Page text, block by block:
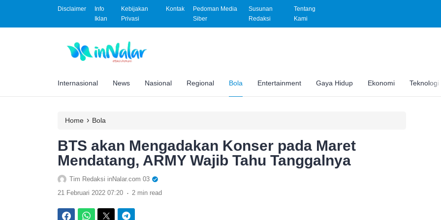
Disclaimer
Info
Iklan
Kebijakan
Privasi
Kontak
Pedoman Media
Siber
Susunan
Redaksi
Tentang
Kami
Internasional News Nasional Regional Bola Entertainment Gaya Hidup Ekonomi Teknologi
Home › Bola
BTS akan Mengadakan Konser pada Maret
Mendatang, ARMY Wajib Tahu Tanggalnya
Tim Redaksi inNalar.com 03
21 Februari 2022 07:20 . 2 min read